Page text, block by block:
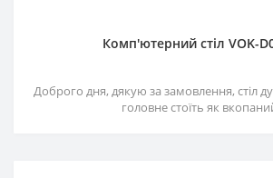
Комп'ютерний стіл VOK-
Доброго дня, дякую за замовлення, стіл
головне стоїть як